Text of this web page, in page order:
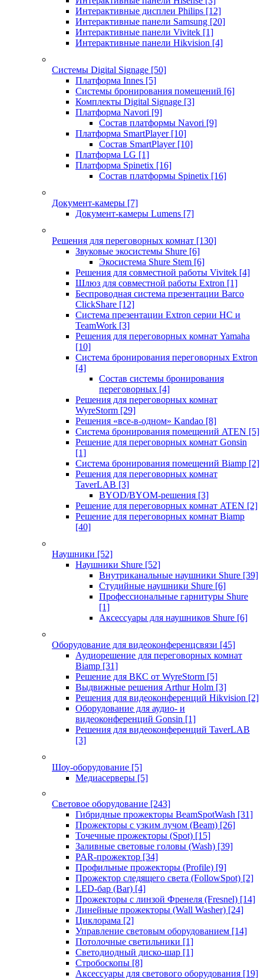
Интерактивные дисплеи Philips [12]
Интерактивные панели Samsung [20]
Интерактивные панели Vivitek [1]
Интерактивные панели Hikvision [4]
Системы Digital Signage [50]
Платформа Innes [5]
Системы бронирования помещений [6]
Комплекты Digital Signage [3]
Платформа Navori [9]
Состав платформы Navori [9]
Платформа SmartPlayer [10]
Состав SmartPlayer [10]
Платформа LG [1]
Платформа Spinetix [16]
Состав платформы Spinetix [16]
Документ-камеры [7]
Документ-камеры Lumens [7]
Решения для переговорных комнат [130]
Звуковые экосистемы Shure [6]
Экосистема Shure Stem [6]
Решения для совместной работы Vivitek [4]
Шлюз для совместной работы Extron [1]
Беспроводная система презентации Barco
ClickShare [12]
Система презентации Extron серии HC и
TeamWork [3]
Решения для переговорных комнат Yamaha
[10]
Система бронирования переговорных Extron
[4]
Состав системы бронирования
переговорных [4]
Решения для переговорных комнат
WyreStorm [29]
Решения «все-в-одном» Kandao [8]
Система бронирования помещений ATEN [5]
Решение для переговорных комнат Gonsin
[1]
Система бронирования помещений Biamp [2]
Решения для переговорных комнат
TaverLAB [3]
BYOD/BYOM-решения [3]
Решение для переговорных комнат ATEN [2]
Решение для переговорных комнат Biamp
[40]
Наушники [52]
Наушники Shure [52]
Внутриканальные наушники Shure [39]
Студийные наушники Shure [6]
Профессиональные гарнитуры Shure
[1]
Аксессуары для наушников Shure [6]
Оборудование для видеоконференцсвязи [45]
Аудиорешение для переговорных комнат
Biamp [31]
Решение для ВКС от WyreStorm [5]
Выдвижные решения Arthur Holm [3]
Решения для видеоконференций Hikvision [2]
Оборудование для аудио- и
видеоконференций Gonsin [1]
Решения для видеоконференций TaverLAB
[3]
Шоу-оборудование [5]
Медиасерверы [5]
Световое оборудование [243]
Гибридные прожекторы BeamSpotWash [31]
Прожекторы с узким лучом (Beam) [26]
Точечные прожекторы (Spot) [15]
Заливные световые головы (Wash) [39]
PAR-прожектор [34]
Профильные прожекторы (Profile) [9]
Прожектор следящего света (FollowSpot) [2]
LED-бар (Bar) [4]
Прожекторы с линзой Френеля (Fresnel) [14]
Линейные прожекторы (Wall Washer) [24]
Циклорама [2]
Управление световым оборудованием [14]
Потолочные светильники [1]
Светодиодный диско-шар [1]
Стробоскопы [8]
Аксессуары для светового оборудования [19]